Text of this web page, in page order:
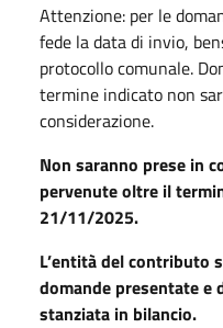
Attenzione: per le
fede la data di invio,
protocollo comunale.
termine indicato non
considerazione.
Non saranno prese in
pervenute oltre il
21/11/2025.
L’entità del contributo
domande presentate e
stanziata in bilancio.